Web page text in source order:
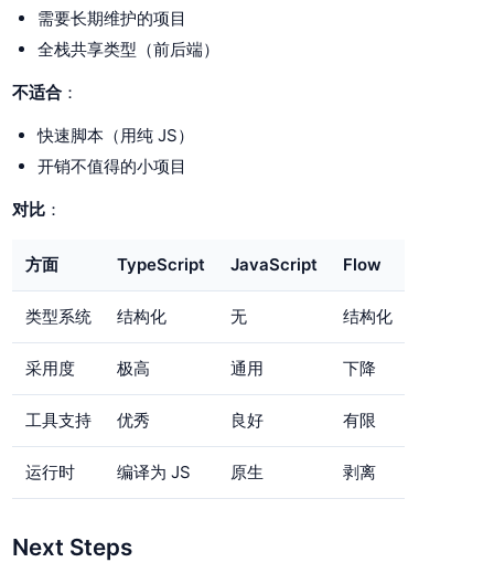
需要长期维护的项目
全栈共享类型（前后端）
不适合 ：
快速脚本（用纯 JS）
开销不值得的小项目
对比 ：
方面 TypeScript JavaScript Flow
类型系统 结构化 无 结构化
采用度 极高 通用 下降
工具支持 优秀 良好 有限
运行时 编译为 JS 原生 剥离
Next Steps